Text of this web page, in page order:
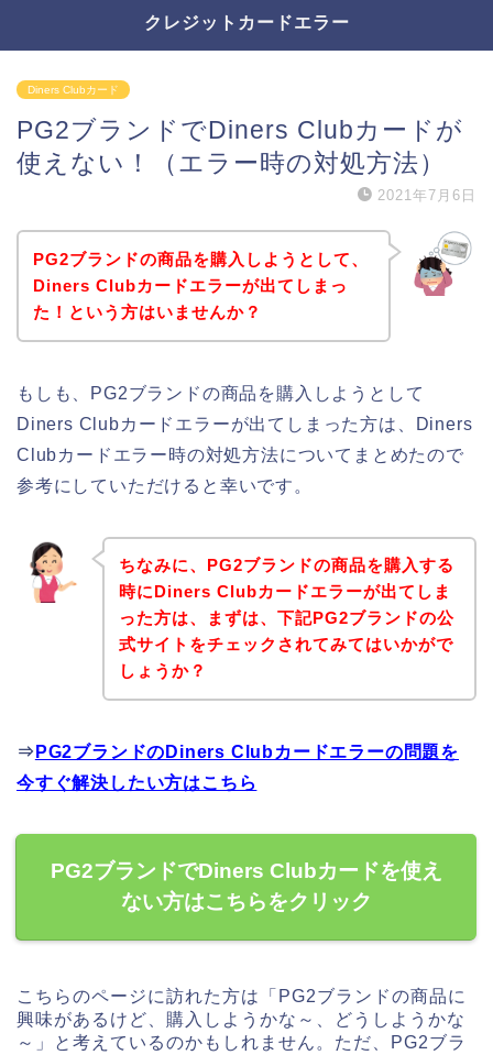
クレジットカードエラー
Diners Clubカード
PG2ブランドでDiners Clubカードが
使えない！（エラー時の対処方法）
2021年7月6日
PG2ブランドの商品を購入しようとして、
Diners Clubカードエラーが出てしまっ
た！という方はいませんか？
もしも、PG2ブランドの商品を購入しようとして
Diners Clubカードエラーが出てしまった方は、Diners
Clubカードエラー時の対処方法についてまとめたので
参考にしていただけると幸いです。
ちなみに、PG2ブランドの商品を購入する
時にDiners Clubカードエラーが出てしま
った方は、まずは、下記PG2ブランドの公
式サイトをチェックされてみてはいかがで
しょうか？
⇒ PG2ブランドのDiners Clubカードエラーの問題を
今すぐ解決したい方はこちら
PG2ブランドでDiners Clubカードを使え
ない方はこちらをクリック
こちらのページに訪れた方は「PG2ブランドの商品に
興味があるけど、購入しようかな～、どうしようかな
～」と考えているのかもしれません。ただ、PG2ブラ